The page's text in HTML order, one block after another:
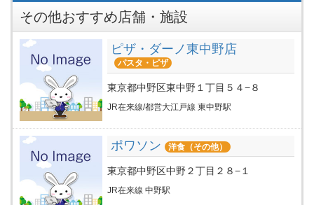
その他おすすめ店舗・施設
ピザ・ダーノ東中野店
パスタ・ピザ
東京都中野区東中野１丁目５４−８
JR在来線/都営大江戸線 東中野駅
ポワソン 洋食（その他）
東京都中野区中野２丁目２８−１
JR在来線 中野駅